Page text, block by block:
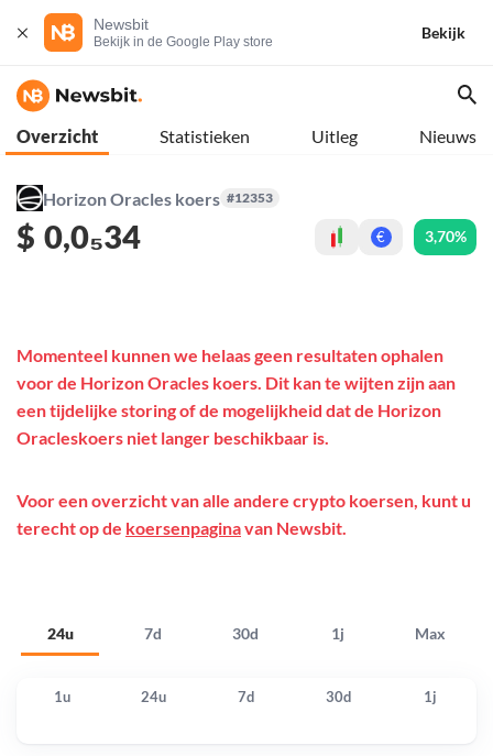
Newsbit
Bekijk in de Google Play store
Bekijk
Overzicht Statistieken Uitleg Nieuws
Horizon Oracles koers #12353
$ 0,0₅34 € 3,70%
24u 7d 30d 1j Max
Momenteel kunnen we helaas geen resultaten ophalen
voor de Horizon Oracles koers. Dit kan te wijten zijn aan
een tijdelijke storing of de mogelijkheid dat de Horizon
Oracleskoers niet langer beschikbaar is.
Voor een overzicht van alle andere crypto koersen, kunt u
terecht op de koersenpaginavan Newsbit.
1u 24u 7d 30d 1j